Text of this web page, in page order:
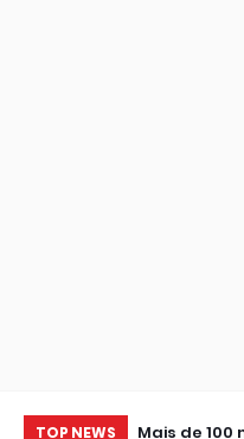
TOP NEWS
em
Mais de